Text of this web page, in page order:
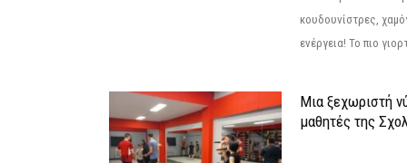
κουδουνίστρες,
ενέργεια! Το πιο
Μια ξεχωριστή
μαθητές της